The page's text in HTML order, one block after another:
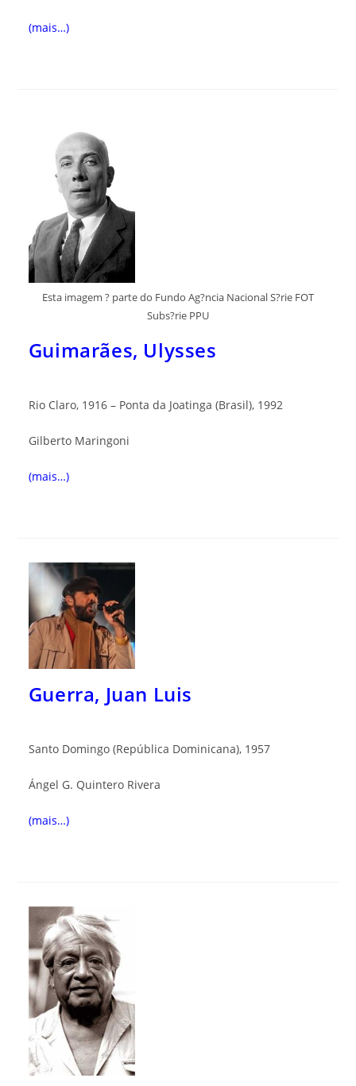
(mais…)
Esta imagem ? parte do Fundo Ag?ncia Nacional S?rie FOT
Subs?rie PPU
Guimarães, Ulysses
Rio Claro, 1916 – Ponta da Joatinga (Brasil), 1992
Gilberto Maringoni
(mais…)
Guerra, Juan Luis
Santo Domingo (República Dominicana), 1957
Ángel G. Quintero Rivera
(mais…)